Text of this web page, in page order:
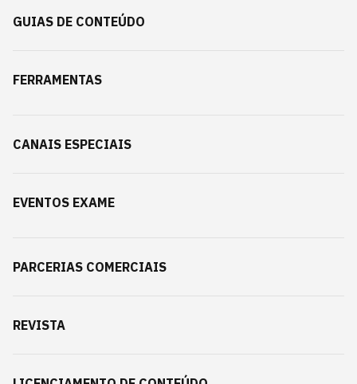
GUIAS DE CONTEÚDO
FERRAMENTAS
CANAIS ESPECIAIS
EVENTOS EXAME
PARCERIAS COMERCIAIS
REVISTA